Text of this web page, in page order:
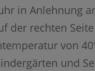
in Anlehnung
der rechten
von
und